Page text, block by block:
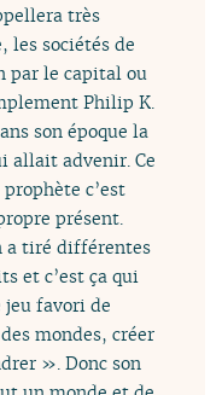
très
les sociétés de
par le capital ou
Philip K.
son époque la
allait advenir. Ce
c’est
présent.
a tiré différentes
et c’est ça qui
favori de
mondes, créer
». Donc son